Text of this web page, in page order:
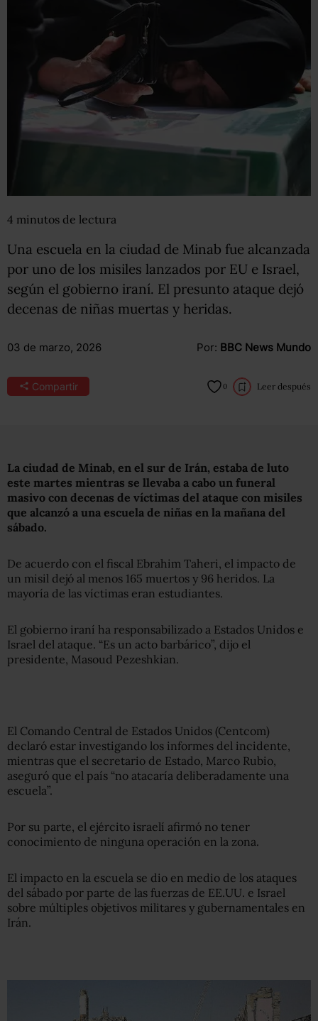
4 minutos de lectura
Una escuela en la ciudad de Minab fue alcanzada
por uno de los misiles lanzados por EU e Israel,
según el gobierno iraní. El presunto ataque dejó
decenas de niñas muertas y heridas.
03 de marzo, 2026 Por: BBC News Mundo
Compartir 0 Leer después
La ciudad de Minab, en el sur de Irán, estaba de luto
este martes mientras se llevaba a cabo un funeral
masivo con decenas de víctimas del ataque con misiles
que alcanzó a una escuela de niñas en la mañana del
sábado.
De acuerdo con el fiscal Ebrahim Taheri, el impacto de
un misil dejó al menos 165 muertos y 96 heridos. La
mayoría de las víctimas eran estudiantes.
El gobierno iraní ha responsabilizado a Estados Unidos e
Israel del ataque. “Es un acto barbárico”, dijo el
presidente, Masoud Pezeshkian.
El Comando Central de Estados Unidos (Centcom)
declaró estar investigando los informes del incidente,
mientras que el secretario de Estado, Marco Rubio,
aseguró que el país “no atacaría deliberadamente una
escuela”.
Por su parte, el ejército israelí afirmó no tener
conocimiento de ninguna operación en la zona.
El impacto en la escuela se dio en medio de los ataques
del sábado por parte de las fuerzas de EE.UU. e Israel
sobre múltiples objetivos militares y gubernamentales en
Irán.